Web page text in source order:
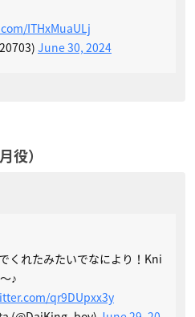
ITHxMuaULj
June 30, 2024
役）
くれたみたいでなにより！Kni
♪
qr9DUpxx3y